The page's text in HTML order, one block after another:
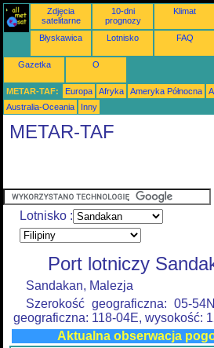
Zdjęcia
satelitarne
10-dni
prognozy
Klimat
Błyskawica Lotnisko FAQ
Gazetka O
METAR-TAF: Europa Afryka Ameryka Północna
Australia-Oceania
Inny
METAR-TAF
Lotnisko :
Port lotniczy
Sandakan, Malezja
Szerokość geograficzna: 05-
geograficzna: 118-04E, wysokość:
Aktualna obserwacja